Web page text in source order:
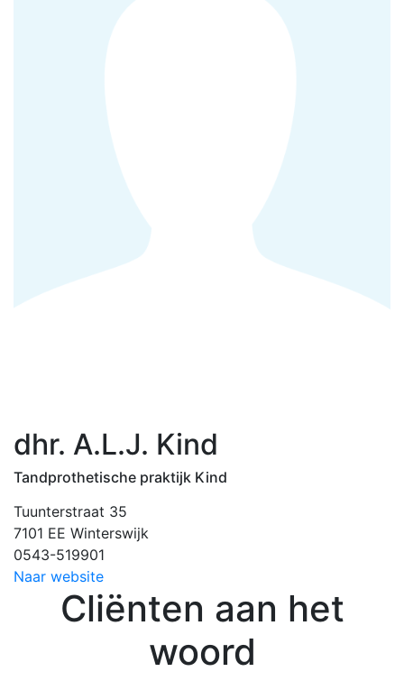
dhr. A.L.J. Kind
Tandprothetische praktijk Kind
Tuunterstraat 35
7101 EE Winterswijk
0543-519901
Naar website
Cliënten aan het
woord